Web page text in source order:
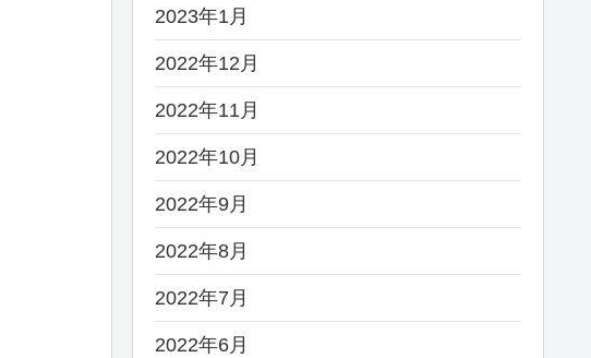
2023年1月
2022年12月
2022年11月
2022年10月
2022年9月
2022年8月
2022年7月
2022年6月